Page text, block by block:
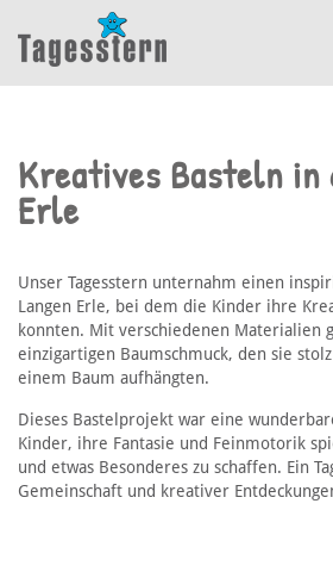
Kreatives Basteln in
Erle
Unser Tagesstern unternahm einen
Langen Erle, bei dem die Kinder ihre
konnten. Mit verschiedenen Materialien
einzigartigen Baumschmuck, den sie
einem Baum aufhängten.
Dieses Bastelprojekt war eine
Kinder, ihre Fantasie und Feinmotorik
und etwas Besonderes zu schaffen. Ein
Gemeinschaft und kreativer